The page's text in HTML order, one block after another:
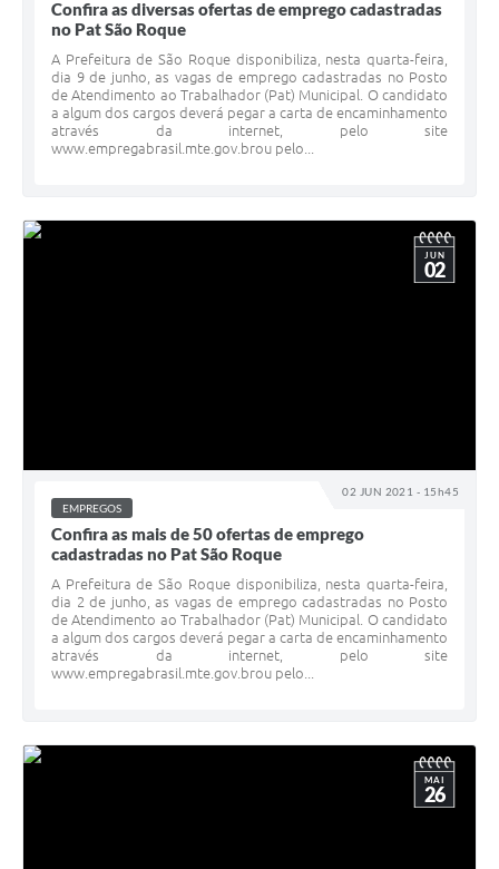
Confira as diversas ofertas de emprego cadastradas
no Pat São Roque
A Prefeitura de São Roque disponibiliza, nesta quarta-feira,
dia 9 de junho, as vagas de emprego cadastradas no Posto
de Atendimento ao Trabalhador (Pat) Municipal. O candidato
a algum dos cargos deverá pegar a carta de encaminhamento
através da internet, pelo site
www.empregabrasil.mte.gov.brou pelo...
02 JUN 2021 - 15h45
JUN
02
EMPREGOS
Confira as mais de 50 ofertas de emprego
cadastradas no Pat São Roque
A Prefeitura de São Roque disponibiliza, nesta quarta-feira,
dia 2 de junho, as vagas de emprego cadastradas no Posto
de Atendimento ao Trabalhador (Pat) Municipal. O candidato
a algum dos cargos deverá pegar a carta de encaminhamento
através da internet, pelo site
www.empregabrasil.mte.gov.brou pelo...
MAI
26